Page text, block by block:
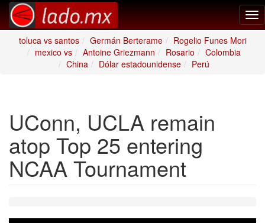
toluca vs santos
Germán Berterame
Rogelio Funes Mori
mexico vs
Antoine Griezmann Rosario
Colombia
China
Dólar estadounidense Perú
UConn, UCLA remain
atop Top 25 entering
NCAA Tournament